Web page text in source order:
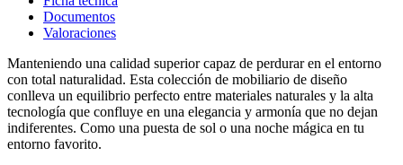
Documentos
Valoraciones
Manteniendo una calidad superior capaz de perdurar en el entorno
con total naturalidad. Esta colección de mobiliario de diseño
conlleva un equilibrio perfecto entre materiales naturales y la alta
tecnología que confluye en una elegancia y armonía que no dejan
indiferentes. Como una puesta de sol o una noche mágica en tu
entorno favorito.